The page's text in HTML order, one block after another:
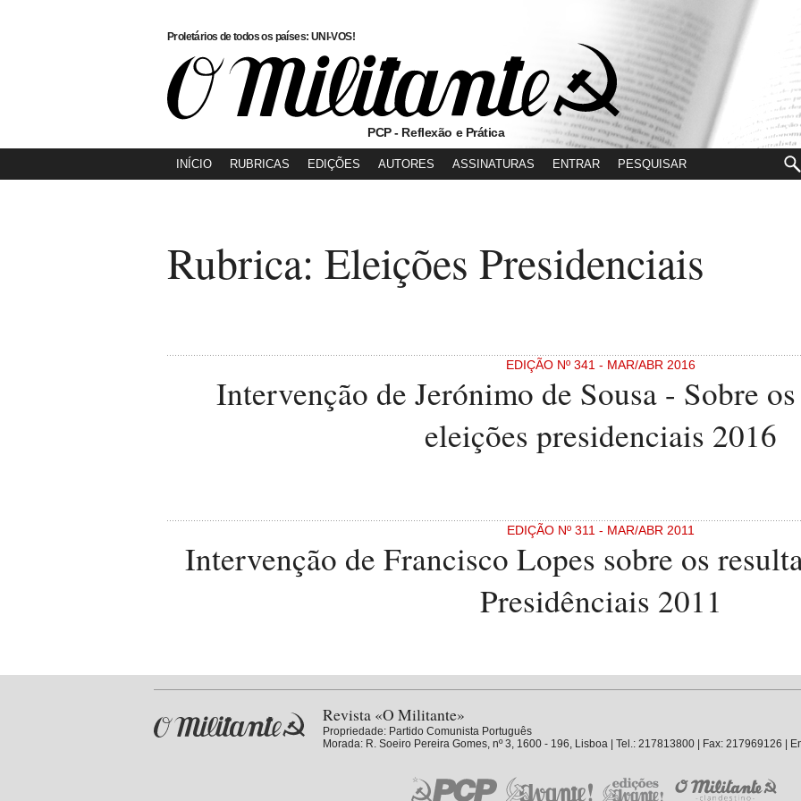
Proletários de todos os países: UNI-VOS!
PCP - Reflexão e Prática
INÍCIO RUBRICAS EDIÇÕES AUTORES ASSINATURAS ENTRAR
Rubrica: Eleições Presidenciais
EDIÇÃO Nº 341 - MAR/ABR 2016
Intervenção de Jerónimo de Sousa - Sobre
eleições presidenciais 2016
EDIÇÃO Nº 311 - MAR/ABR 2011
Intervenção de Francisco Lopes sobre os
Presidênciais 2011
Revista «O Militante»
Propriedade: Partido Comunista Português
Morada: R. Soeiro Pereira Gomes, nº 3, 1600 - 196, Lisboa | Tel.: 217813800 | Fax: 217969126 |